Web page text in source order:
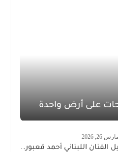
على أرض واحدة
26, 2026
الفنان اللبناني أحمد قعبور..